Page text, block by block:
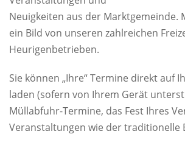
Neuigkeiten aus der Marktgemeinde.
ein Bild von unseren zahlreichen
Heurigenbetrieben.
Sie können „Ihre“ Termine direkt auf
laden (sofern von Ihrem Gerät
Müllabfuhr-Termine, das Fest Ihres
Veranstaltungen wie der traditionelle